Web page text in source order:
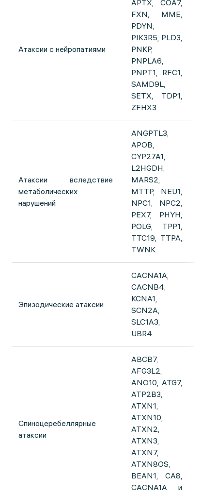
Атаксии с нейропатиями
APTX, COA7,
FXN, MME,
PDYN,
PIK3R5, PLD3,
PNKP,
PNPLA6,
PNPT1, RFC1,
SAMD9L,
SETX, TDP1,
ZFHX3
Атаксии вследствие
метаболических
нарушений
ANGPTL3,
APOB,
CYP27A1,
L2HGDH,
MARS2,
MTTP, NEU1,
NPC1, NPC2,
PEX7, PHYH,
POLG, TPP1,
TTC19, TTPA,
TWNK
Эпизодические атаксии
CACNA1A,
CACNB4,
KCNA1,
SCN2A,
SLC1A3,
UBR4
Спиноцеребеллярные
атаксии
ABCB7,
AFG3L2,
ANO10, ATG7,
ATP2B3,
ATXN1,
ATXN10,
ATXN2,
ATXN3,
ATXN7,
ATXN8OS,
BEAN1, CA8,
CACNA1A и